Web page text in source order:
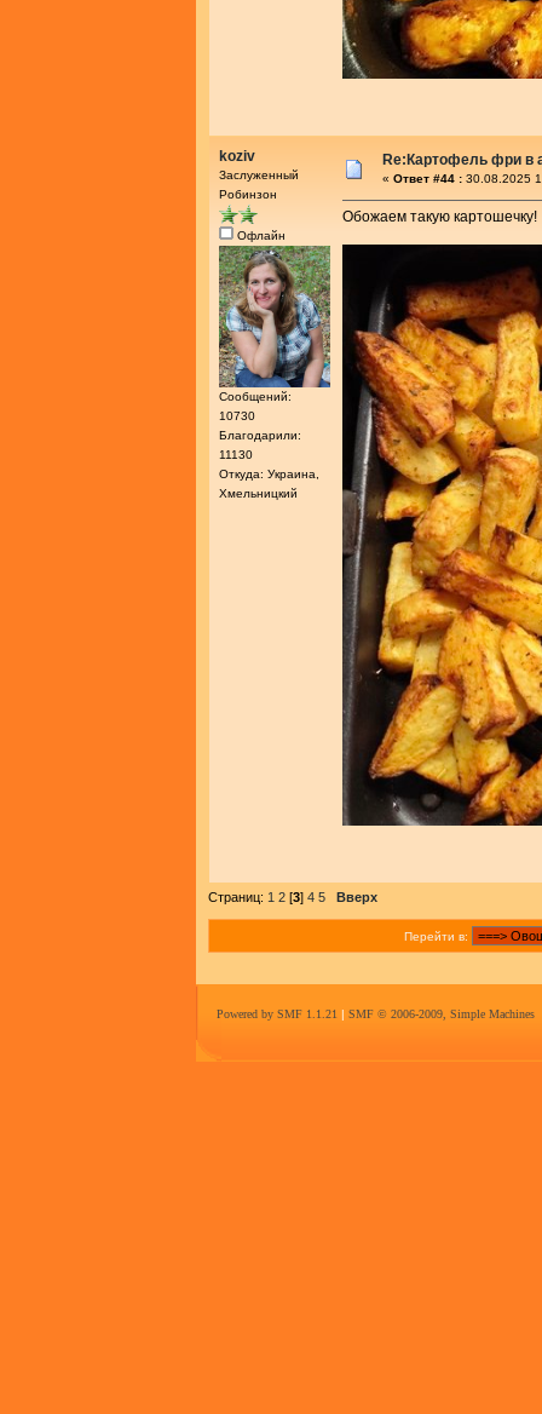
koziv
Заслуженный
Робинзон
Офлайн
Сообщений:
10730
Благодарили:
11130
Откуда: Украина,
Хмельницкий
Re:Картофель фри в
« Ответ #44 : 30.08.2025
Обожаем такую картошечку!
Страниц: 1 2 [3] 4 5 Вверх
Перейти в:
Powered by SMF 1.1.21 | SMF © 2006-2009, Simple Machines